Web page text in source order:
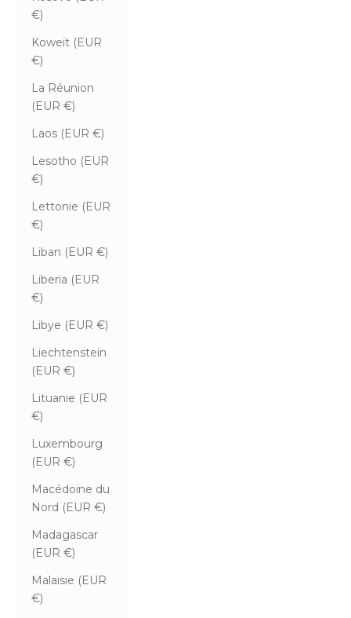
€)
Koweït (EUR
€)
La Réunion
(EUR €)
Laos (EUR €)
Lesotho (EUR
€)
Lettonie (EUR
€)
Liban (EUR €)
Liberia (EUR
€)
Libye (EUR €)
Liechtenstein
(EUR €)
Lituanie (EUR
€)
Luxembourg
(EUR €)
Macédoine du
Nord (EUR €)
Madagascar
(EUR €)
Malaisie (EUR
€)